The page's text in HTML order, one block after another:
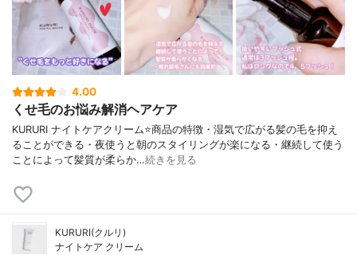
4.00
くせ毛のお悩み解消ヘアケア
KURURI ナイトケアクリーム⭐️商品の特徴・湿気で広がる髪の毛を抑え
ることができる・夜使うと朝のスタイリングが楽になる・継続して使う
ことによって髪質が柔らか…続きを見る
KURURI(クルリ)
ナイトケア クリーム